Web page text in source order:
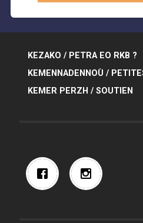
KEZAKO / PETRA EO RKB ?
KEMENNADENNOÙ /
KEMER PERZH / SOUTIEN